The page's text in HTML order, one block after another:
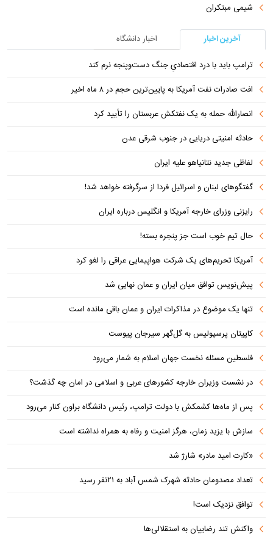
شیمی مبتکران
آخرین اخبار
اخبار دانشگاه
ترامپ باید با درد اقتصادیِ جنگ دست‌و‌پنجه نرم کند
افت صادرات نفت آمریکا به پایین‌ترین حجم در ۸ ماه اخیر
انصارالله حمله به یک نفتکش عربستان را تأیید کرد
حادثه امنیتی دریایی در جنوب شرقی عدن
لفاظی جدید نتانیاهو علیه ایران
گفتگوهای لبنان و اسرائیل فردا از سرگرفته خواهد شد!
رایزنی وزرای خارجه آمریکا و انگلیس درباره ایران
حال تیم خوب است جز پنجره بسته!
آمریکا تحریم‌های یک شرکت هواپیمایی عراقی را لغو کرد
پیش‌نویس توافق میان ایران و عمان نهایی شد
تنها یک موضوع در مذاکرات ایران و عمان باقی مانده است
کاپیتان پرسپولیس به گل‌گهر سیرجان پیوست
فلسطین مسئله نخست جهان اسلام به شمار می‌رود
در نشست وزیران خارجه کشورهای عربی و اسلامی در امان چه گذشت؟
پس از ماه‌ها کشمکش با دولت ترامپ، رئیس دانشگاه براون کنار می‌رود
سازش با یزید زمان، هرگز امنیت و رفاه به همراه نداشته است
«کارت امید مادر» شارژ شد
تعداد مصدومان حادثه شهرک شمس آباد به ۲۱نفر رسید
توافق نزدیک است!
واکنش تند رضاییان به استقلالی‌ها